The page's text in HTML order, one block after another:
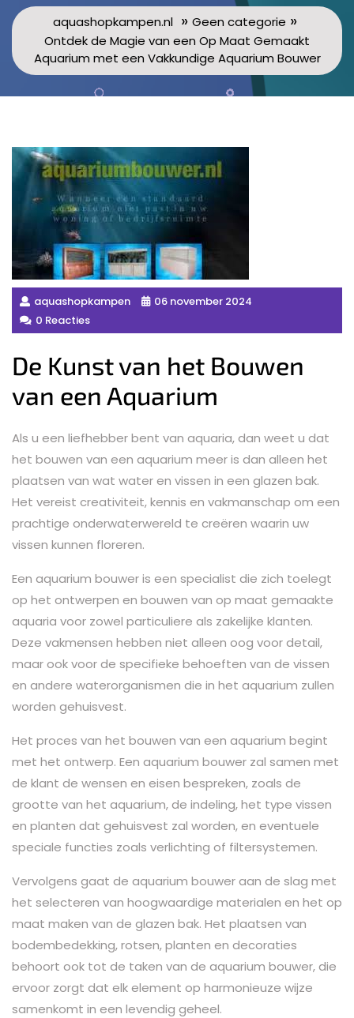
aquashopkampen.nl » Geen categorie »
Ontdek de Magie van een Op Maat Gemaakt
Aquarium met een Vakkundige Aquarium Bouwer
aquashopkampen
06 november 2024
0 Reacties
De Kunst van het Bouwen
van een Aquarium
Als u een liefhebber bent van aquaria, dan weet u dat
het bouwen van een aquarium meer is dan alleen het
plaatsen van wat water en vissen in een glazen bak.
Het vereist creativiteit, kennis en vakmanschap om een
prachtige onderwaterwereld te creëren waarin uw
vissen kunnen floreren.
Een aquarium bouwer is een specialist die zich toelegt
op het ontwerpen en bouwen van op maat gemaakte
aquaria voor zowel particuliere als zakelijke klanten.
Deze vakmensen hebben niet alleen oog voor detail,
maar ook voor de specifieke behoeften van de vissen
en andere waterorganismen die in het aquarium zullen
worden gehuisvest.
Het proces van het bouwen van een aquarium begint
met het ontwerp. Een aquarium bouwer zal samen met
de klant de wensen en eisen bespreken, zoals de
grootte van het aquarium, de indeling, het type vissen
en planten dat gehuisvest zal worden, en eventuele
speciale functies zoals verlichting of filtersystemen.
Vervolgens gaat de aquarium bouwer aan de slag met
het selecteren van hoogwaardige materialen en het op
maat maken van de glazen bak. Het plaatsen van
bodembedekking, rotsen, planten en decoraties
behoort ook tot de taken van de aquarium bouwer, die
ervoor zorgt dat elk element op harmonieuze wijze
samenkomt in een levendig geheel.